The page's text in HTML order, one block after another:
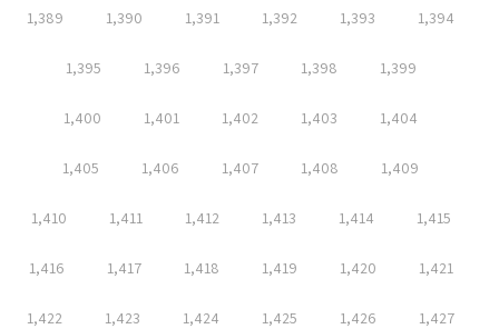
1,389 1,390 1,391 1,392 1,393 1,394
1,395 1,396 1,397 1,398 1,399
1,400 1,401 1,402 1,403 1,404
1,405 1,406 1,407 1,408 1,409
1,410 1,411 1,412 1,413 1,414 1,415
1,416 1,417 1,418 1,419 1,420 1,421
1,422 1,423 1,424 1,425 1,426 1,427